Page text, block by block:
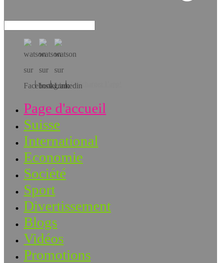
Téléchargez l’app!
Page d'accueil
Suisse
International
Economie
Société
Sport
Divertissement
Blogs
Vidéos
Promotions